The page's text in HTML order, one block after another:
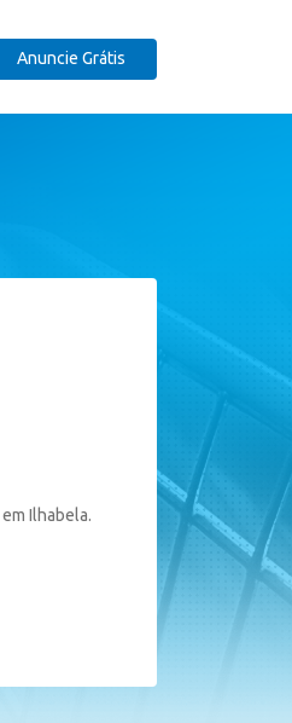
Anuncie Grátis
Ilhabela.